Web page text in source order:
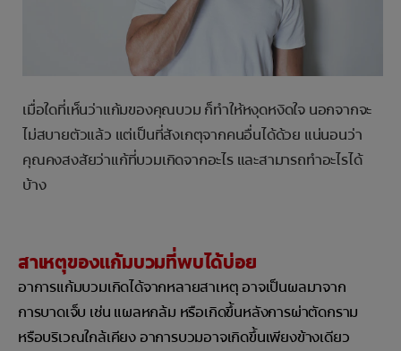
เมื่อใดที่เห็นว่าแก้มของคุณบวม ก็ทำให้หงุดหงิดใจ นอกจากจะ
ไม่สบายตัวแล้ว แต่เป็นที่สังเกตุจากคนอื่นได้ด้วย แน่นอนว่า
คุณคงสงสัยว่าแก้ที่บวมเกิดจากอะไร และสามารถทำอะไรได้
บ้าง
สาเหตุของแก้มบวมที่พบได้บ่อย
อาการแก้มบวมเกิดได้จากหลายสาเหตุ อาจเป็นผลมาจาก
การบาดเจ็บ เช่น แผลหกล้ม หรือเกิดขึ้นหลังการผ่าตัดกราม
หรือบริเวณใกล้เคียง อาการบวมอาจเกิดขึ้นเพียงข้างเดียว